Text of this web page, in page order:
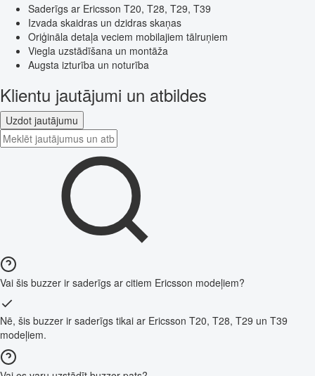
Saderīgs ar Ericsson T20, T28, T29, T39
Izvada skaidras un dzidras skaņas
Oriģināla detaļa veciem mobilajiem tālruņiem
Viegla uzstādīšana un montāža
Augsta izturība un noturība
Klientu jautājumi un atbildes
Uzdot jautājumu
Vai šis buzzer ir saderīgs ar citiem Ericsson modeļiem?
Nē, šis buzzer ir saderīgs tikai ar Ericsson T20, T28, T29 un T39
modeļiem.